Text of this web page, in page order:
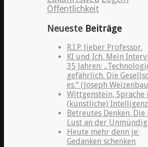
Öffentlichkeit
Neueste Beiträge
R.I.P. lieber Professor.
KI und Ich. Mein
35 Jahren:
gefährlich. Die
es.“ (Joseph
Wittgenstein, Sprache
(künstliche) Intelligenz
Betreutes Denken. Die
Lust an der
Heute mehr denn je:
Gedanken schenken